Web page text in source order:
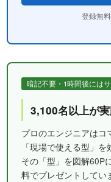
登録無
暗記不要・1時間後には
3,100名以上が
プロのエンジニアはコ
「現場で使える型」
その「型」を図解60P
料でプレゼントしてい